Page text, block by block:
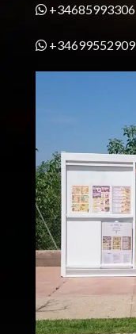
+34685993306
+34699552909